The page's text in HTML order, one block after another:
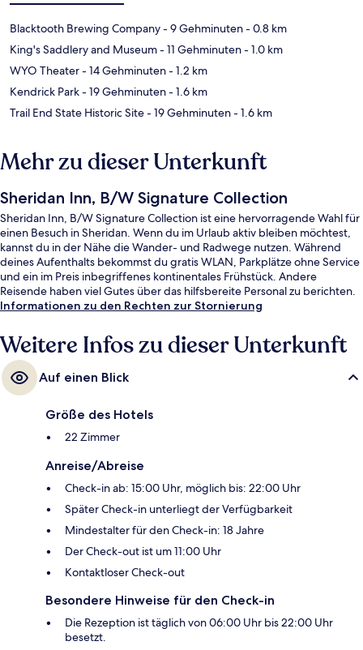
Blacktooth Brewing Company- 9 Gehminuten- 0.8 km
King's Saddlery and Museum- 11 Gehminuten- 1.0 km
WYO Theater- 14 Gehminuten- 1.2 km
Kendrick Park- 19 Gehminuten- 1.6 km
Trail End State Historic Site- 19 Gehminuten- 1.6 km
Mehr zu dieser Unterkunft
Sheridan Inn, B/W Signature Collection
Sheridan Inn, B/W Signature Collection ist eine hervorragende Wahl für
einen Besuch in Sheridan. Wenn du im Urlaub aktiv bleiben möchtest,
kannst du in der Nähe die Wander- und Radwege nutzen. Während
deines Aufenthalts bekommst du gratis WLAN, Parkplätze ohne Service
und ein im Preis inbegriffenes kontinentales Frühstück. Andere
Reisende haben viel Gutes über das hilfsbereite Personal zu berichten.
Informationen zu den Rechten zur Stornierung
Weitere Infos zu dieser Unterkunft
Auf einen Blick
Größe des Hotels
22 Zimmer
Anreise/Abreise
Check-in ab: 15:00 Uhr, möglich bis: 22:00 Uhr
Später Check-in unterliegt der Verfügbarkeit
Mindestalter für den Check-in: 18 Jahre
Der Check-out ist um 11:00 Uhr
Kontaktloser Check-out
Besondere Hinweise für den Check-in
Die Rezeption ist täglich von 06:00 Uhr bis 22:00 Uhr
besetzt.